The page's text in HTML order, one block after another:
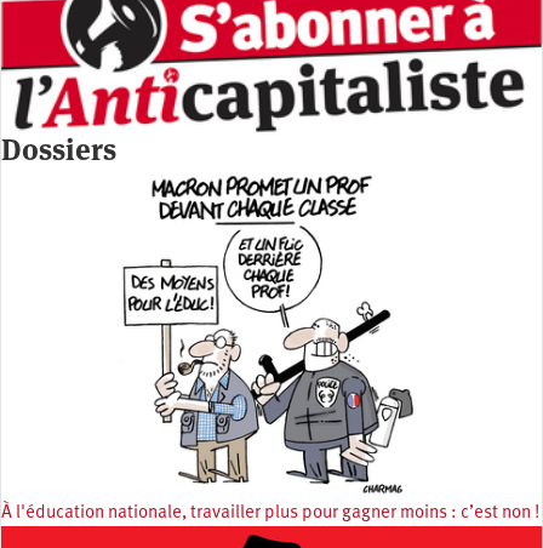
Dossiers
À l'éducation nationale, travailler plus pour gagner moins : c’est non !